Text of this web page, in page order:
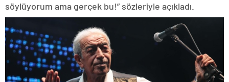
söylüyorum ama gerçek bu!” sözleriyle açıkladı.